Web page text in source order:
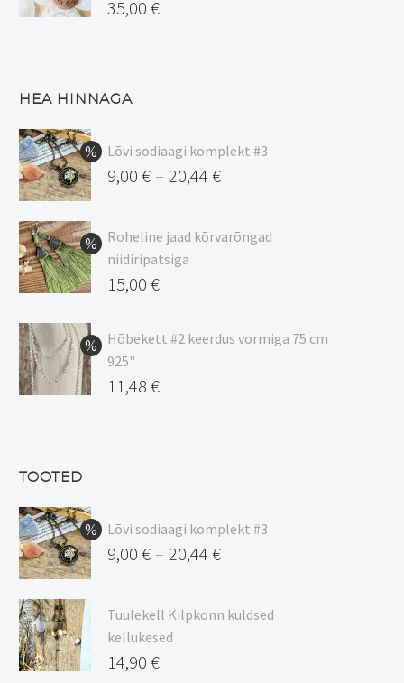
35,00 €
HEA HINNAGA
Lõvi sodiaagi komplekt #3
9,00 € – 20,44 €
9,00 €
kuni
20,44 €
Roheline jaad kõrvarõngad
niidiripatsiga
Algne
oli:
17,00 €.
15,00 €
hind
on:
15,00 €.
Hõbekett #2 keerdus vormiga 75 cm
925"
Algne
11,48 €
TOOTED
Lõvi sodiaagi komplekt #3
9,00 € – 20,44 €
9,00 €
kuni
20,44 €
Tuulekell Kilpkonn kuldsed
kellukesed
14,90 €